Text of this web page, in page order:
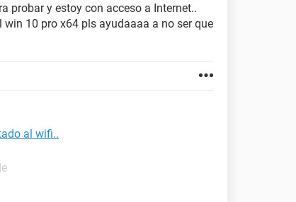
probar y estoy con acceso a Internet..
10 pro x64 pls ayudaaaa a no ser que
al wifi..